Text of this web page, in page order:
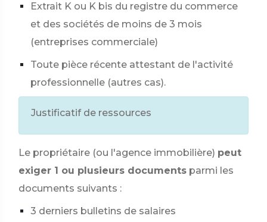
Extrait K ou K bis du registre du commerce
et des sociétés de moins de 3 mois
(entreprises commerciale)
Toute pièce récente attestant de l'activité
professionnelle (autres cas).
Justificatif de ressources
Le propriétaire (ou l'agence immobilière) peut
exiger 1 ou plusieurs documents parmi les
documents suivants :
3 derniers bulletins de salaires